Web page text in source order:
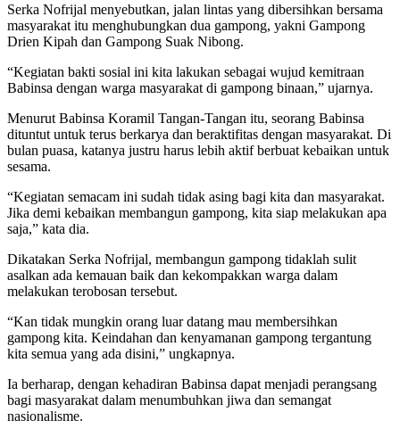
Serka Nofrijal menyebutkan, jalan lintas yang dibersihkan bersama
masyarakat itu menghubungkan dua gampong, yakni Gampong
Drien Kipah dan Gampong Suak Nibong.
“Kegiatan bakti sosial ini kita lakukan sebagai wujud kemitraan
Babinsa dengan warga masyarakat di gampong binaan,” ujarnya.
Menurut Babinsa Koramil Tangan-Tangan itu, seorang Babinsa
dituntut untuk terus berkarya dan beraktifitas dengan masyarakat. Di
bulan puasa, katanya justru harus lebih aktif berbuat kebaikan untuk
sesama.
“Kegiatan semacam ini sudah tidak asing bagi kita dan masyarakat.
Jika demi kebaikan membangun gampong, kita siap melakukan apa
saja,” kata dia.
Dikatakan Serka Nofrijal, membangun gampong tidaklah sulit
asalkan ada kemauan baik dan kekompakkan warga dalam
melakukan terobosan tersebut.
“Kan tidak mungkin orang luar datang mau membersihkan
gampong kita. Keindahan dan kenyamanan gampong tergantung
kita semua yang ada disini,” ungkapnya.
Ia berharap, dengan kehadiran Babinsa dapat menjadi perangsang
bagi masyarakat dalam menumbuhkan jiwa dan semangat
nasionalisme.